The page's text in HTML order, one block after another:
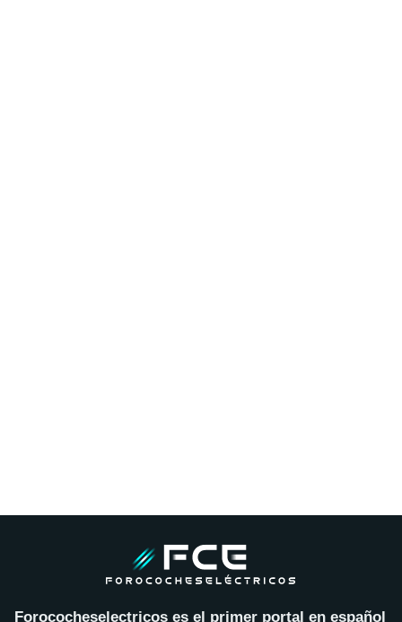
Forococheselectricos es el primer portal en español